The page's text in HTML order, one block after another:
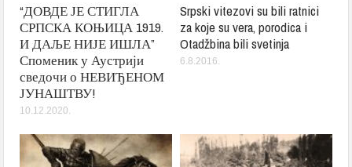
“ДОВДЕ ЈЕ СТИГЛА
СРПСКА КОЊИЦА 1919.
И ДАЉЕ НИЈЕ ИШЛА”
Споменик у Аустрији
сведочи о НЕВИЂЕНОМ
ЈУНАШТВУ!
10.12.2020.
Srpski vitezovi su bili ratnici
za koje su vera, porodica i
Otadžbina bili svetinja
6.8.2016.